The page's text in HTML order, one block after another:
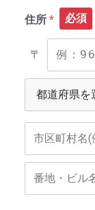
住所 必須
〒